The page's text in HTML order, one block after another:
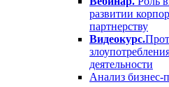
развитии
партнерству
Видеокурс.
деятельности
Анализ бизнес-